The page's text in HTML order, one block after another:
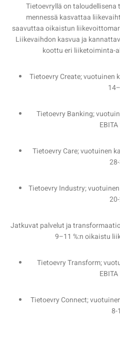
Tietoevryllä on
mennessä kasvattaa
saavuttaa oikaistun
Liikevaihdon kasvua ja
koottu eri liiketoiminta-
Tietoevry Create; vuotuinen
Tietoevry Banking;
Tietoevry Care; vuotuinen
Tietoevry Industry;
Jatkuvat palvelut ja
9–11 %:n oikaistu
Tietoevry Transform;
Tietoevry Connect;
8-